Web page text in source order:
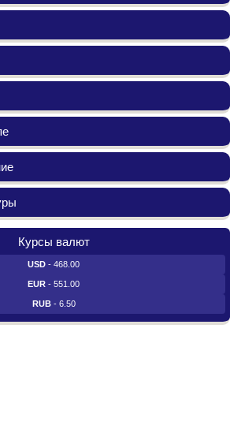
Курсы валют
USD - 468.00
EUR - 551.00
RUB- 6.50